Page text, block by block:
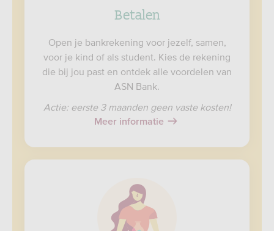
Betalen
Open je bankrekening voor jezelf, samen,
voor je kind of als student. Kies de rekening
die bij jou past en ontdek alle voordelen van
ASN Bank.
Actie: eerste 3 maanden geen vaste kosten!
Meer informatie